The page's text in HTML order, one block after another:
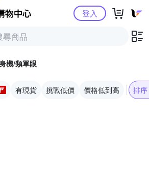
Yahoo購物中心登入
機/類單眼
有現貨 挑戰低價 價格低到高 排序